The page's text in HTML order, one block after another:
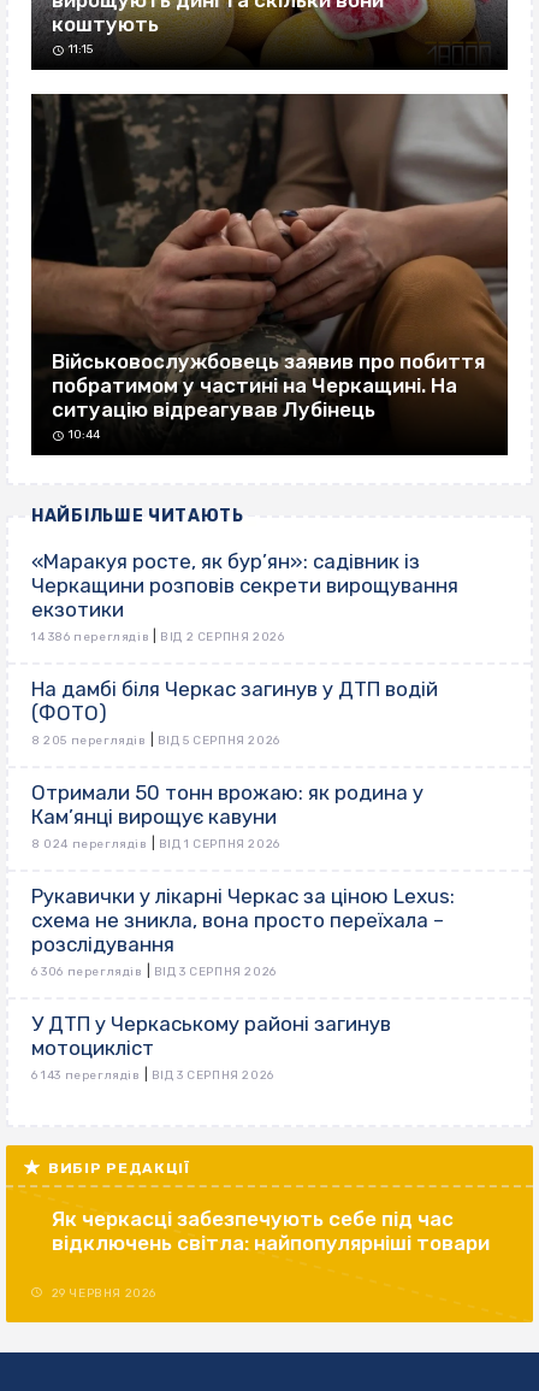
коштують
11:15
Військовослужбовець заявив про побиття
побратимом у частині на Черкащині. На
ситуацію відреагував Лубінець
10:44
НАЙБІЛЬШЕ ЧИТАЮТЬ
«Маракуя росте, як бур’ян»: садівник із
Черкащини розповів секрети вирощування
екзотики
14 386 переглядів ВІД 2 СЕРПНЯ 2026
На дамбі біля Черкас загинув у ДТП водій
(ФОТО)
8 205 переглядів ВІД 5 СЕРПНЯ 2026
Отримали 50 тонн врожаю: як родина у
Кам’янці вирощує кавуни
8 024 переглядів ВІД 1 СЕРПНЯ 2026
Рукавички у лікарні Черкас за ціною Lexus:
схема не зникла, вона просто переїхала –
розслідування
6 306 переглядів ВІД 3 СЕРПНЯ 2026
У ДТП у Черкаському районі загинув
мотоцикліст
6 143 переглядів ВІД 3 СЕРПНЯ 2026
ВИБІР РЕДАКЦІЇ
Як черкасці забезпечують себе під час
відключень світла: найпопулярніші товари
29 ЧЕРВНЯ 2026